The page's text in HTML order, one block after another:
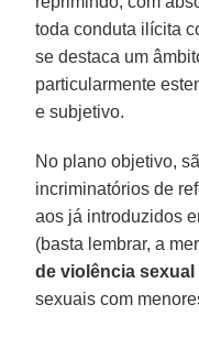
toda conduta ilícita
se destaca um
particularmente
e subjetivo.
No plano objetivo,
incriminatórios de
aos já introduzidos
(basta lembrar, a
de violência
sexuais com